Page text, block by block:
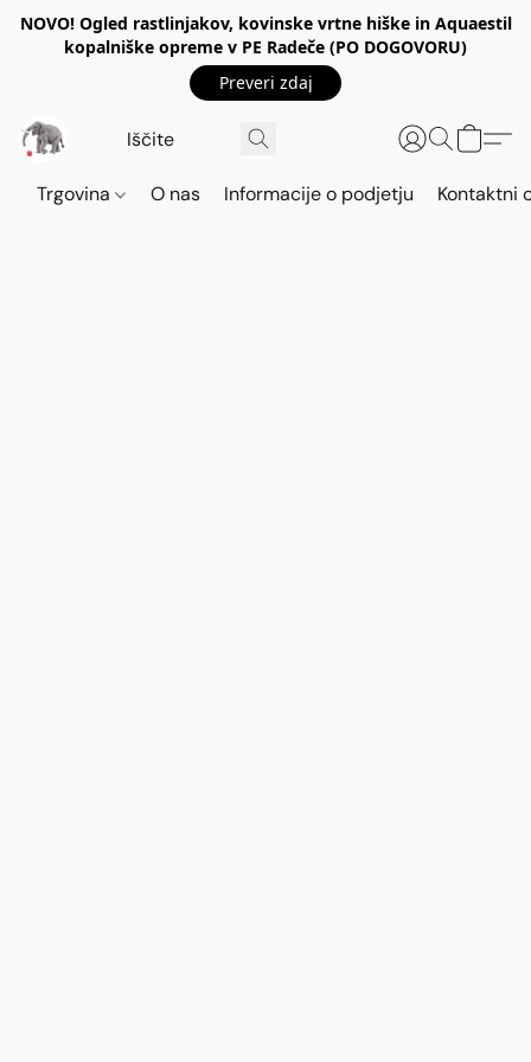
NOVO! Ogled rastlinjakov, kovinske vrtne hiške in Aquaestil
kopalniške opreme v PE Radeče (PO DOGOVORU)
Preveri zdaj
Trgovina O nas Informacije o podjetju Kontaktni